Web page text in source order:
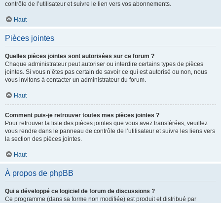
contrôle de l’utilisateur et suivre le lien vers vos abonnements.
Haut
Pièces jointes
Quelles pièces jointes sont autorisées sur ce forum ?
Chaque administrateur peut autoriser ou interdire certains types de pièces
jointes. Si vous n’êtes pas certain de savoir ce qui est autorisé ou non, nous
vous invitons à contacter un administrateur du forum.
Haut
Comment puis-je retrouver toutes mes pièces jointes ?
Pour retrouver la liste des pièces jointes que vous avez transférées, veuillez
vous rendre dans le panneau de contrôle de l’utilisateur et suivre les liens vers
la section des pièces jointes.
Haut
À propos de phpBB
Qui a développé ce logiciel de forum de discussions ?
Ce programme (dans sa forme non modifiée) est produit et distribué par